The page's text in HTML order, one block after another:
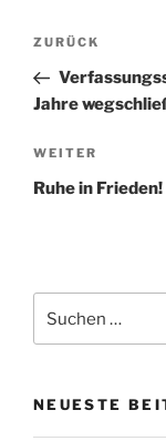
Vorheriger
Beitrag
ZURÜCK
Jahre
Nächster
Beitrag
WEITER
Ruhe in Frieden!
nach:
NEUESTE